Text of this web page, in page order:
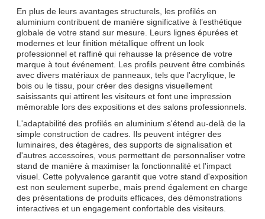
En plus de leurs avantages structurels, les profilés en
aluminium contribuent de manière significative à l’esthétique
globale de votre stand sur mesure. Leurs lignes épurées et
modernes et leur finition métallique offrent un look
professionnel et raffiné qui rehausse la présence de votre
marque à tout événement. Les profils peuvent être combinés
avec divers matériaux de panneaux, tels que l'acrylique, le
bois ou le tissu, pour créer des designs visuellement
saisissants qui attirent les visiteurs et font une impression
mémorable lors des expositions et des salons professionnels.
L'adaptabilité des profilés en aluminium s'étend au-delà de la
simple construction de cadres. Ils peuvent intégrer des
luminaires, des étagères, des supports de signalisation et
d'autres accessoires, vous permettant de personnaliser votre
stand de manière à maximiser la fonctionnalité et l'impact
visuel. Cette polyvalence garantit que votre stand d'exposition
est non seulement superbe, mais prend également en charge
des présentations de produits efficaces, des démonstrations
interactives et un engagement confortable des visiteurs.